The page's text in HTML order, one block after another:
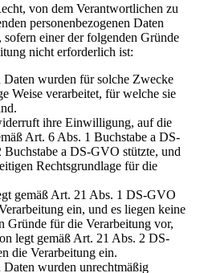
von dem Verantwortlichen zu
personenbezogenen Daten
einer der folgenden Gründe
nicht erforderlich ist:
Daten wurden für solche Zwecke
Weise verarbeitet, für welche sie
ihre Einwilligung, auf die
Art. 6 Abs. 1 Buchstabe a DS-
a DS-GVO stützte, und
Rechtsgrundlage für die
gemäß Art. 21 Abs. 1 DS-GVO
ein, und es liegen keine
Gründe für die Verarbeitung vor,
legt gemäß Art. 21 Abs. 2 DS-
die Verarbeitung ein.
Daten wurden unrechtmäßig